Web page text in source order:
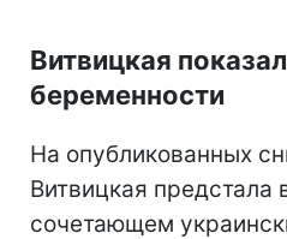
Витвицкая
беременности
На опубликованных
Витвицкая предстала
сочетающем